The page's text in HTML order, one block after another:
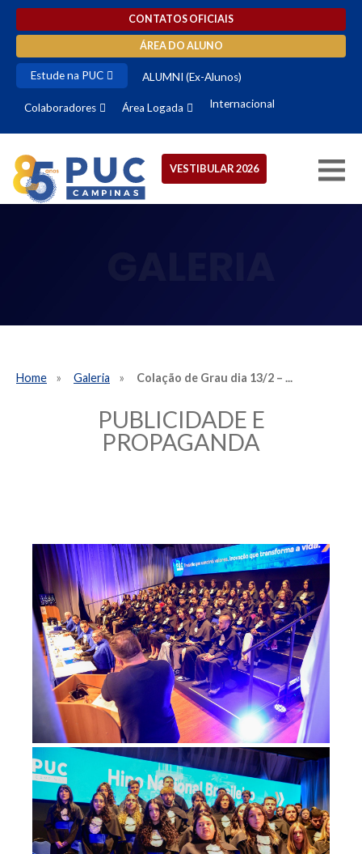
CONTATOS OFICIAIS
ÁREA DO ALUNO
Estude na PUC ALUMNI (Ex-Alunos)
Colaboradores Área Logada Internacional
VESTIBULAR 2026
Home Galeria Colação de Grau dia 13/2 – ...
PUBLICIDADE E
PROPAGANDA